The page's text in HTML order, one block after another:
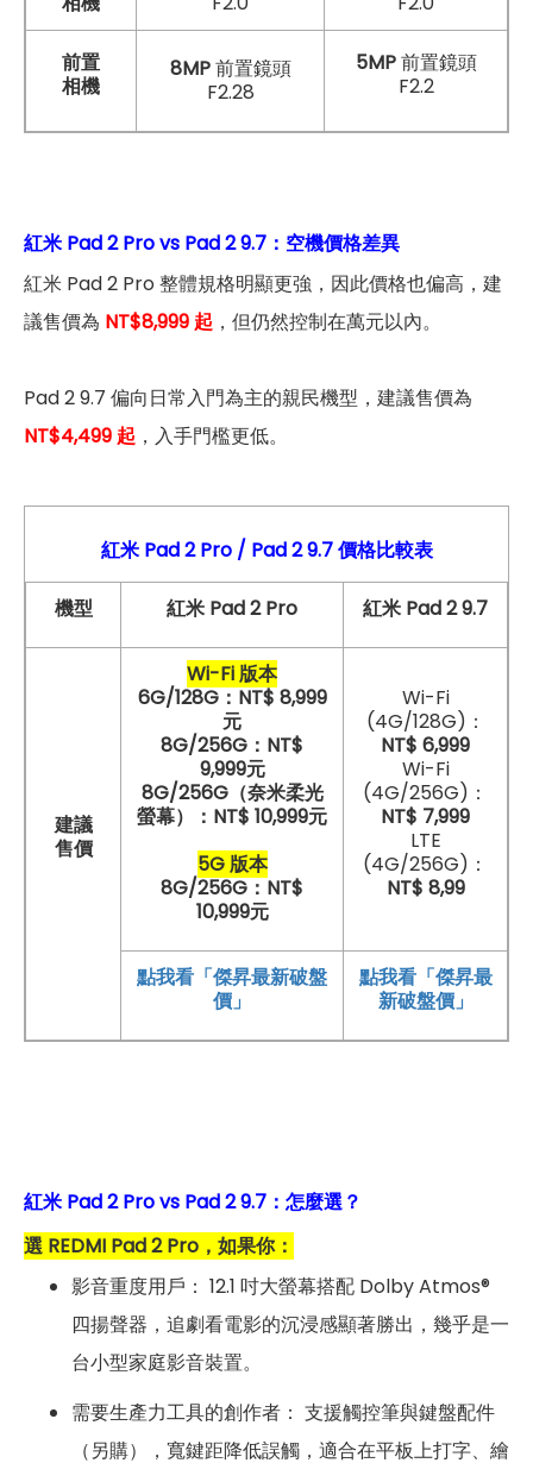
前置
相機
8MP前置鏡頭
F2.28
5MP前置鏡頭
F2.2
紅米 Pad 2 Pro vs Pad 2 9.7：空機價格差異
紅米 Pad 2 Pro 整體規格明顯更強，因此價格也偏高，建
議售價為 NT$8,999 起 ，但仍然控制在萬元以內。
Pad 2 9.7 偏向日常入門為主的親民機型，建議售價為
NT$4,499 起 ，入手門檻更低。
紅米 Pad 2Pro/ Pad 2 9.7價格比較表
機型 紅米 Pad 2 Pro 紅米 Pad 2 9.7
建議
售價
Wi-Fi 版本
6G/128G：NT$ 8,999
元
8G/256G：NT$
9,999元
8G/256G（奈米柔光
螢幕）：NT$ 10,999元
5G 版本
8G/256G：NT$
10,999元
Wi-Fi
(4G/128G)：
NT$ 6,999
Wi-Fi
(4G/256G)：
NT$ 7,999
LTE
(4G/256G)：
NT$ 8,99
點我看「傑昇最新破盤
價」
點我看「傑昇最
新破盤價」
紅米 Pad 2 Pro vs Pad 2 9.7：怎麼選？
選 REDMI Pad 2 Pro，如果你：
影音重度用戶： 12.1 吋大螢幕搭配 Dolby Atmos®
四揚聲器，追劇看電影的沉浸感顯著勝出，幾乎是一
台小型家庭影音裝置。
需要生產力工具的創作者： 支援觸控筆與鍵盤配件
（另購），寬鍵距降低誤觸，適合在平板上打字、繪